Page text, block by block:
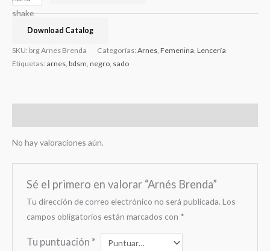
Download Catalog
SKU: brg Arnes Brenda Categorías: Arnes, Femenina, Lencería
Etiquetas: arnes, bdsm, negro, sado
No hay valoraciones aún.
Sé el primero en valorar “Arnés Brenda”
Tu dirección de correo electrónico no será publicada. Los
campos obligatorios están marcados con *
Tu puntuación *